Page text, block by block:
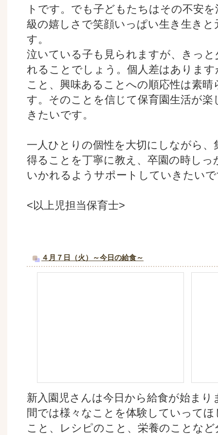
トです。でも子どもたちはその不安
級の嬉しさで笑顔いっぱい生き生き
す。
泣いている子も見られますが、きっ
れることでしょう。個人差はありま
こと、興味あることへの順応性は素
す。そのことを信じて保育園生活が
きたいです。
一人ひとりの個性を大切にしながら
得ることを丁寧に教え、卒園の時し
いかれるようサポートしていきたい
<以上児担当保育士>
４月７日（火）～今日の給食～
新入園児さんは今日から給食が始まり
間では様々なことを体験していって
こと、レシピのこと、栄養のことな